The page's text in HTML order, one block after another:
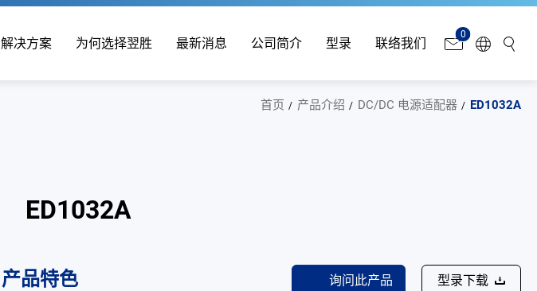
解决方案 为何选择翌胜 最新消息 公司简介 型录 联络我们
0
首页 产品介绍 DC/DC 电源适配器 ED1032A
ED1032A
产品特色 询问此产品 型录下载